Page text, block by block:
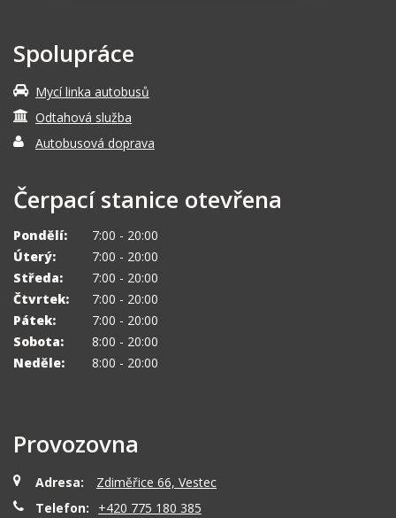
Spolupráce
Mycí linka autobusů
Odtahová služba
Autobusová doprava
Čerpací stanice otevřena
Pondělí:
7:00 - 20:00
Úterý:
7:00 - 20:00
Středa:
7:00 - 20:00
Čtvrtek:
7:00 - 20:00
Pátek:
7:00 - 20:00
Sobota:
8:00 - 20:00
Neděle:
8:00 - 20:00
Provozovna
Adresa:
Zdiměřice 66, Vestec
Telefon:
+420 775 180 385